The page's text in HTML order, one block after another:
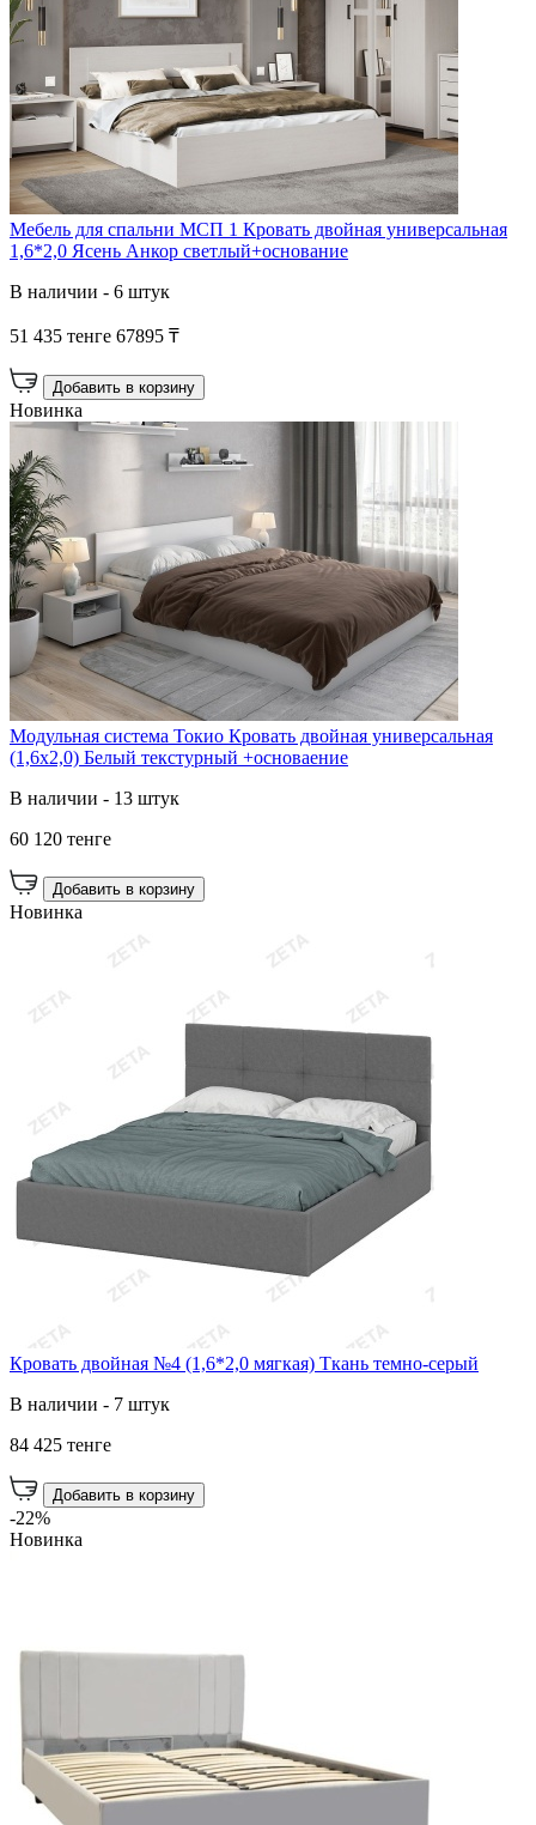
Мебель для спальни МСП 1 Кровать двойная универсальная
1,6*2,0 Ясень Анкор светлый+основание
В наличии - 6 штук
51 435 тенге 67895 ₸
Добавить в корзину
Новинка
Модульная система Токио Кровать двойная универсальная
(1,6х2,0) Белый текстурный +основаение
В наличии - 13 штук
60 120 тенге
Добавить в корзину
Новинка
Кровать двойная №4 (1,6*2,0 мягкая) Ткань темно-серый
В наличии - 7 штук
84 425 тенге
Добавить в корзину
-22%
Новинка